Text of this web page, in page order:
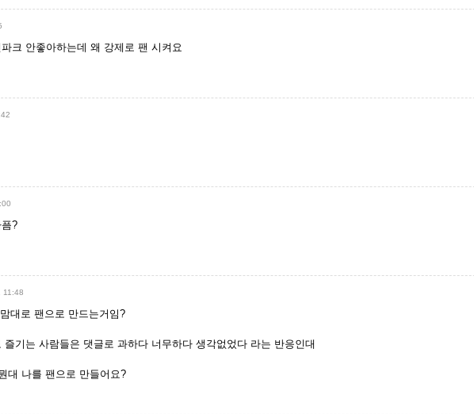
크 안좋아하는데 왜 강제로 팬 시켜요
?
11:48
대로 팬으로 만드는거임?
기는 사람들은 댓글로 과하다 너무하다 생각없었다 라는 반응인대
대 나를 팬으로 만들어요?